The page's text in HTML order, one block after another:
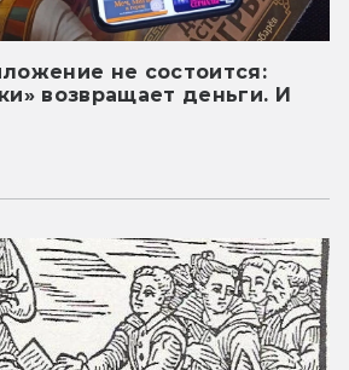
не состоится:
возвращает деньги. И